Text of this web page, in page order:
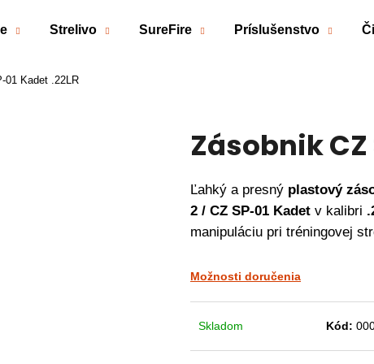
Strelivo SureFire Príslušenstvo
01 Kadet .22LR
Zásobnik CZ
Ľahký a presný plastový
2 / CZ SP-01 Kadet v kalibri
manipuláciu pri tréningovej
Možnosti doručenia
Skladom Kód:
Čo potrebujete nájsť?
HĽADAŤ